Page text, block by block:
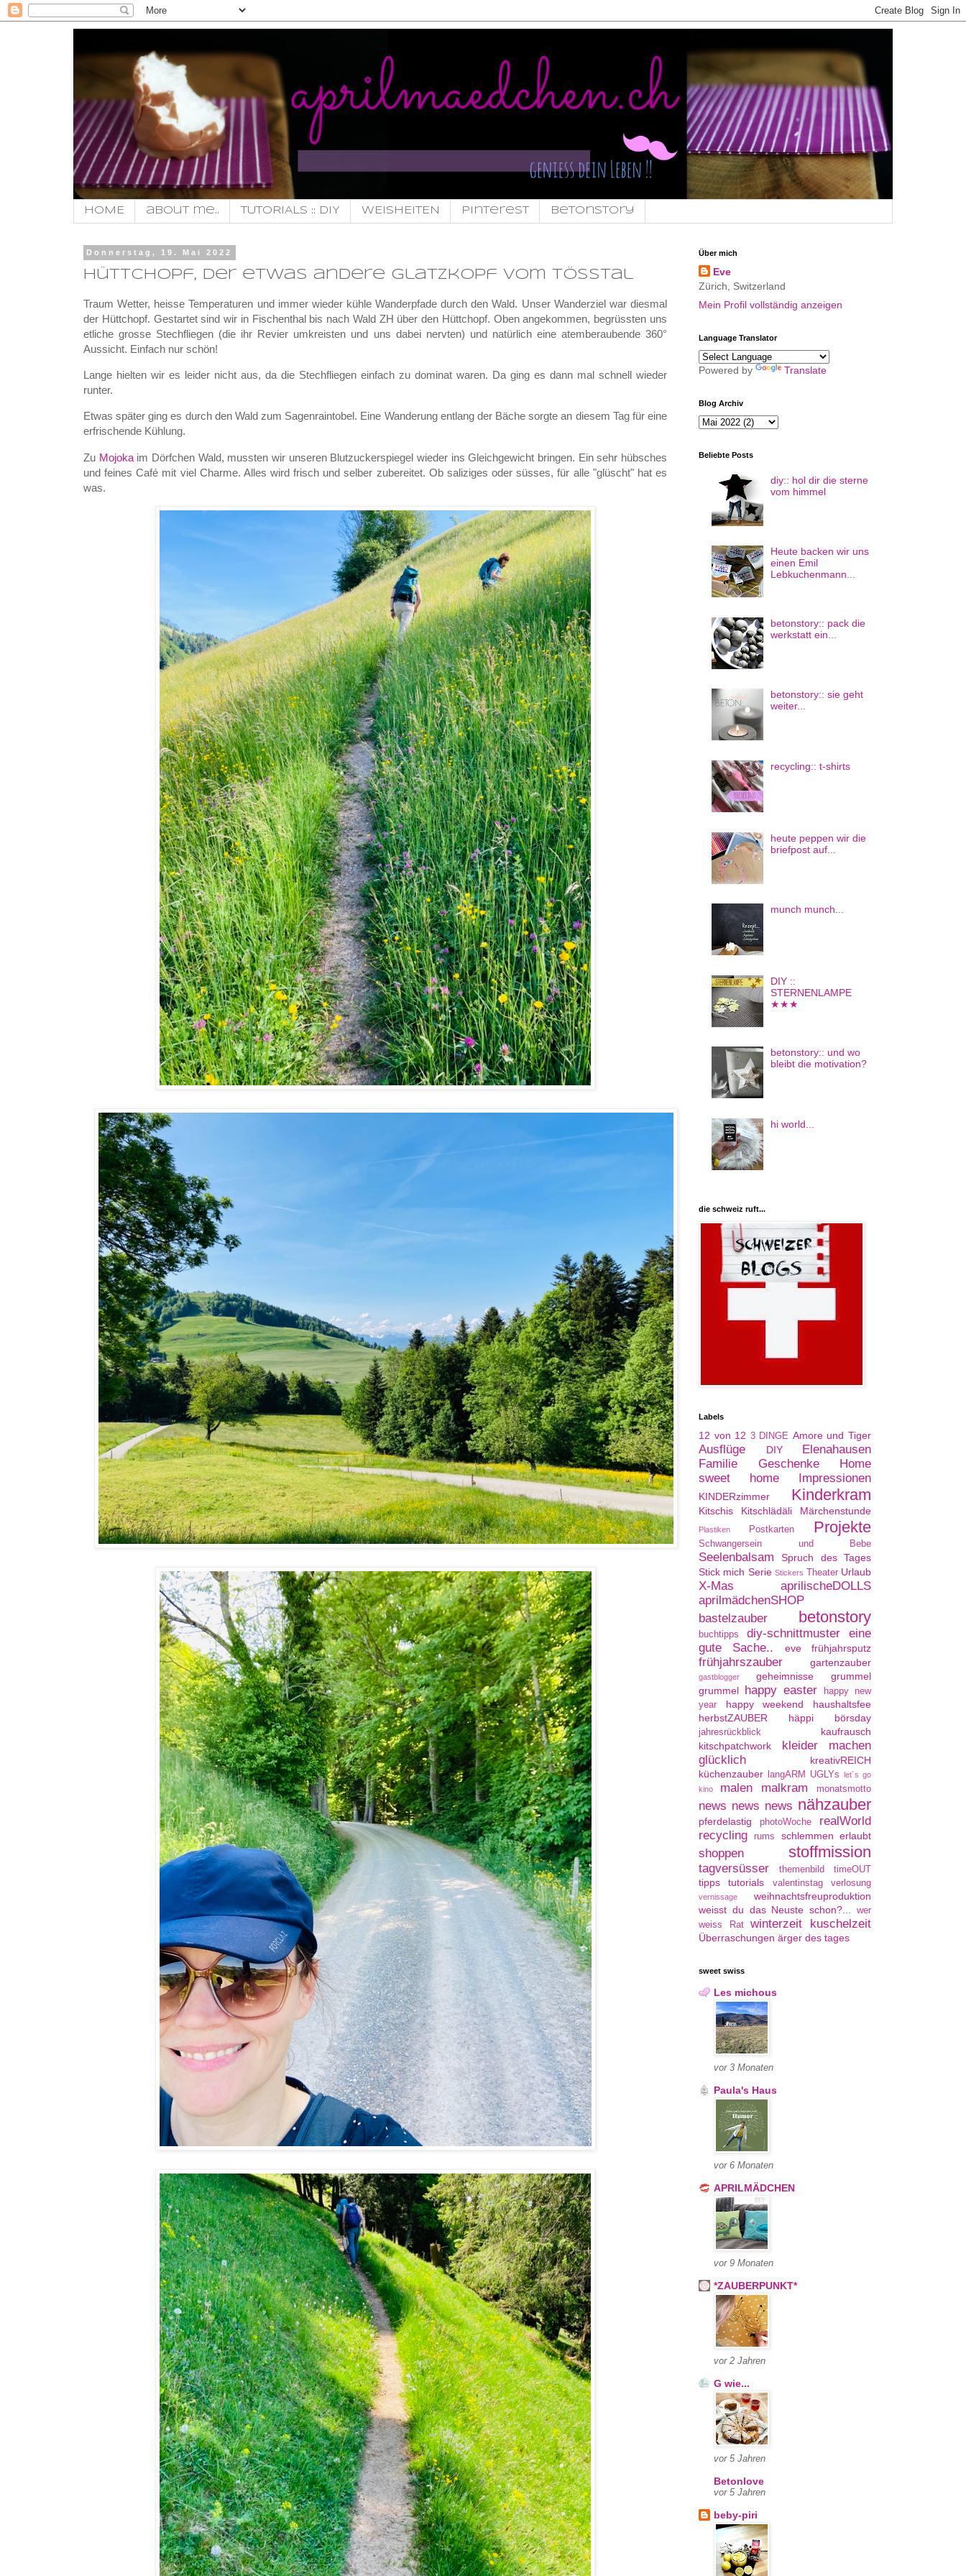
HOME about me.. TUTORIALS :: DIY WEISHEITEN pinterest Betonstory
Donnerstag, 19. Mai 2022
Hüttchopf, der etwas andere Glatzkopf vom Tösstal
Traum Wetter, heisse Temperaturen und immer wieder kühle Wanderpfade durch den Wald. Unser Wanderziel war diesmal
der Hüttchopf. Gestartet sind wir in Fischenthal bis nach Wald ZH über den Hüttchopf. Oben angekommen, begrüssten uns
etliche grosse Stechfliegen (die ihr Revier umkreisten und uns dabei nervten) und natürlich eine atemberaubende 360°
Aussicht. Einfach nur schön!
Lange hielten wir es leider nicht aus, da die Stechfliegen einfach zu dominat waren. Da ging es dann mal schnell wieder
runter.
Etwas später ging es durch den Wald zum Sagenraintobel. Eine Wanderung entlang der Bäche sorgte an diesem Tag für eine
erfrischende Kühlung.
Zu Mojokaim Dörfchen Wald, mussten wir unseren Blutzuckerspiegel wieder ins Gleichgewicht bringen. Ein sehr hübsches
und feines Café mit viel Charme. Alles wird frisch und selber zubereitet. Ob saliziges oder süsses, für alle "glüscht" hat es
was.
Über mich
Eve
Zürich, Switzerland
Mein Profil vollständig anzeigen
Language Translator
Powered by Translate
Blog Archiv
Beliebte Posts
diy:: hol dir die sterne
vom himmel
Heute backen wir uns
einen Emil
Lebkuchenmann...
betonstory:: pack die
werkstatt ein...
betonstory:: sie geht
weiter...
recycling:: t-shirts
heute peppen wir die
briefpost auf...
munch munch...
DIY ::
STERNENLAMPE
★★★
betonstory:: und wo
bleibt die motivation?
hi world...
die schweiz ruft...
Labels
12 von 12 3 DINGE Amore und Tiger
Ausflüge DIY
Elenahausen
Familie
Geschenke
Home
sweet home
Impressionen
KINDERzimmer Kinderkram
Kitschis Kitschlädäli Märchenstunde
Plastiken Postkarten Projekte
Schwangersein und Bebe
Seelenbalsam
Spruch des Tages
Stick mich Serie Stickers Theater Urlaub
X-Mas
aprilischeDOLLS
aprilmädchenSHOP
bastelzauber
betonstory
buchtipps diy-schnittmuster
eine
gute Sache..
eve frühjahrsputz
frühjahrszauber gartenzauber
gastblogger geheimnisse
grummel
grummel happy easter
happy new
year
happy weekend
haushaltsfee
herbstZAUBER
häppi börsday
jahresrückblick
kaufrausch
kitschpatchwork
kleider machen
glücklich
kreativREICH
küchenzauber
langARM UGLYs let´s go
kino
malen malkram monatsmotto
news news news nähzauber
pferdelastig photoWoche
realWorld
recycling
rums schlemmen erlaubt
shoppen stoffmission
tagversüsser themenbild timeOUT
tipps tutorials valentinstag verlosung
vernissage
weihnachtsfreuproduktion
weisst du das Neuste schon?...
wer
weiss Rat
winterzeit kuschelzeit
Überraschungen ärger des tages
sweet swiss
Les michous
vor 3 Monaten
Paula's Haus
vor 6 Monaten
APRILMÄDCHEN
vor 9 Monaten
*ZAUBERPUNKT*
vor 2 Jahren
G wie...
vor 5 Jahren
Betonlove
vor 5 Jahren
beby-piri